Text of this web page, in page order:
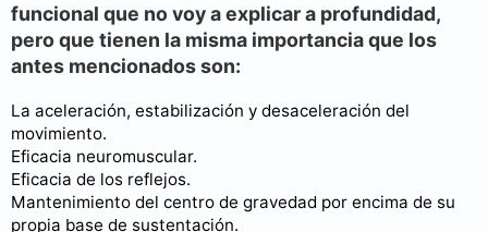
funcional que no voy a explicar a profundidad,
pero que tienen la misma importancia que los
antes mencionados son:
La aceleración, estabilización y desaceleración del
movimiento.
Eficacia neuromuscular.
Eficacia de los reflejos.
Mantenimiento del centro de gravedad por encima de su
propia base de sustentación.